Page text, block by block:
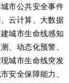
市公共安全事件
云计算、大数据
城市生命线感知
、动态化预警、
城市生命线突发
安全保障能力、